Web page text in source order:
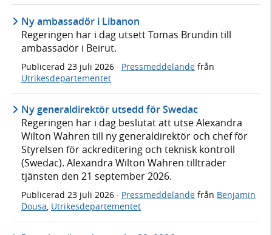
Ny ambassadör i Libanon
Regeringen har i dag utsett Tomas Brundin till
ambassadör i Beirut.
Publicerad 23 juli 2026 · Pressmeddelande från
Utrikesdepartementet
Ny generaldirektör utsedd för Swedac
Regeringen har i dag beslutat att utse Alexandra
Wilton Wahren till ny generaldirektör och chef för
Styrelsen för ackreditering och teknisk kontroll
(Swedac). Alexandra Wilton Wahren tillträder
tjänsten den 21 september 2026.
Publicerad 23 juli 2026 · Pressmeddelande från Benjamin
Dousa, Utrikesdepartementet